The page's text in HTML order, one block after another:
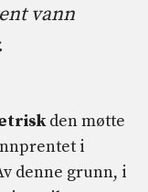
vann
den møtte
i
denne grunn, i